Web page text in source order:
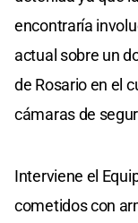
encontraría
actual sobre un
de Rosario en el
cámaras de
Interviene el
cometidos con